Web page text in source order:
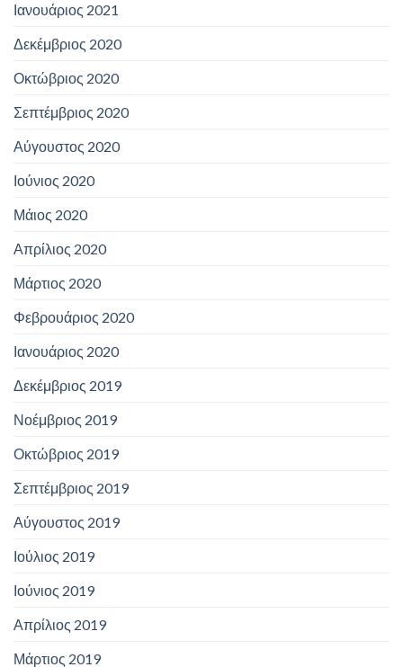
Ιανουάριος 2021
Δεκέμβριος 2020
Οκτώβριος 2020
Σεπτέμβριος 2020
Αύγουστος 2020
Ιούνιος 2020
Μάιος 2020
Απρίλιος 2020
Μάρτιος 2020
Φεβρουάριος 2020
Ιανουάριος 2020
Δεκέμβριος 2019
Νοέμβριος 2019
Οκτώβριος 2019
Σεπτέμβριος 2019
Αύγουστος 2019
Ιούλιος 2019
Ιούνιος 2019
Απρίλιος 2019
Μάρτιος 2019